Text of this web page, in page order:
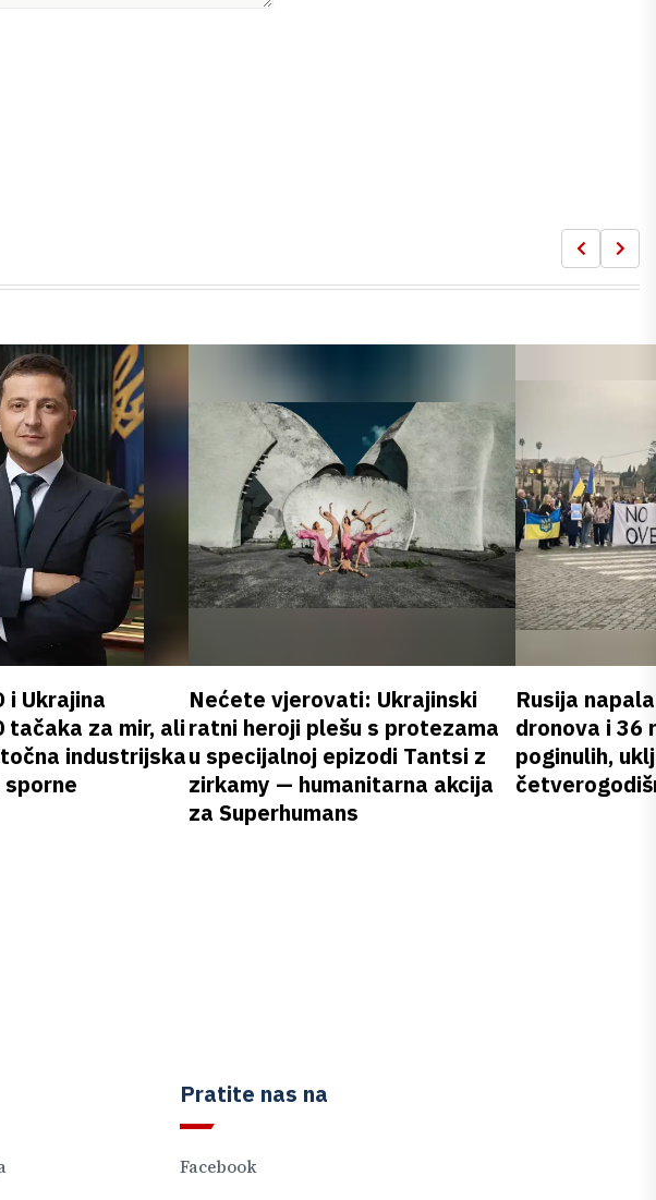
i Ukrajina
tačaka za mir, ali
industrijska
Nećete vjerovati: Ukrajinski
ratni heroji plešu s protezama
u specijalnoj epizodi Tantsi z
zirkamy — humanitarna akcija
za Superhumans
Rusija
dronova i 36
poginulih,
Pratite nas na
Facebook